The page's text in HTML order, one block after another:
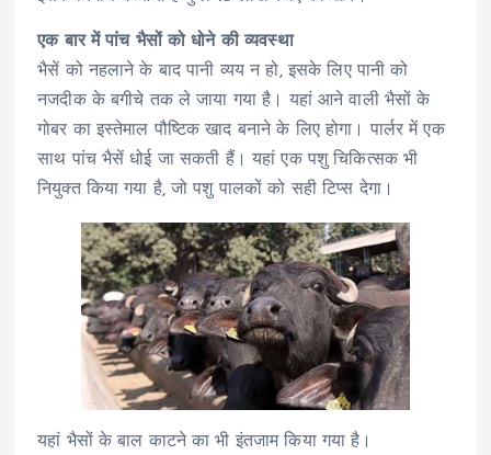
एक बार में पांच भैसों को धोने की व्यवस्था
भैसें को नहलाने के बाद पानी व्यय न हो, इसके लिए पानी को
नजदीक के बगीचे तक ले जाया गया है। यहां आने वाली भैसों के
गोबर का इस्तेमाल पौष्टिक खाद बनाने के लिए होगा। पार्लर में एक
साथ पांच भैसें धोई जा सकती हैं। यहां एक पशु चिकित्सक भी
नियुक्त किया गया है, जो पशु पालकों को सही टिप्स देगा।
यहां भैसों के बाल काटने का भी इंतजाम किया गया है।